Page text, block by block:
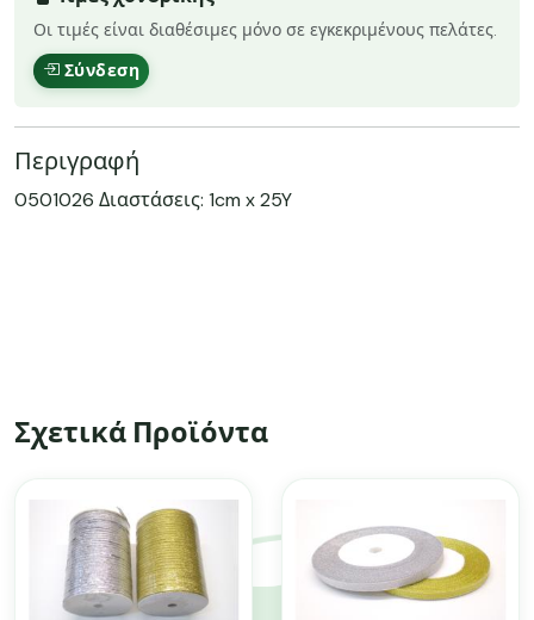
Οι τιμές είναι διαθέσιμες μόνο σε εγκεκριμένους πελάτες.
Σύνδεση
Περιγραφή
0501026 Διαστάσεις: 1cm x 25Y
Σχετικά Προϊόντα